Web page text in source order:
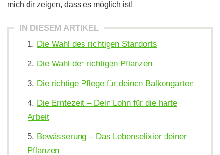
mich dir zeigen, dass es möglich ist!
IN DIESEM ARTIKEL
Die Wahl des richtigen Standorts
Die Wahl der richtigen Pflanzen
Die richtige Pflege für deinen Balkongarten
Die Erntezeit – Dein Lohn für die harte
Arbeit
Bewässerung – Das Lebenselixier deiner
Pflanzen